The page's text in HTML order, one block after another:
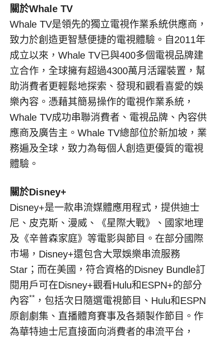
關於Whale TV
Whale TV是領先的獨立電視作業系統供應商，
致力於創造更智慧便捷的電視體驗。自2011年
成立以來，Whale TV已與400多個電視品牌建
立合作，全球擁有超過4300萬月活躍裝置，幫
助消費者更輕鬆地探索、發現和觀看喜愛的娛
樂內容。憑藉其簡易操作的電視作業系統，
Whale TV成功串聯消費者、電視品牌、內容供
應商及廣告主。Whale TV總部位於新加坡，業
務遍及全球，致力為每個人創造更優質的電視
體驗。
關於Disney+
Disney+是一款串流媒體應用程式，提供迪士
尼、皮克斯、漫威、《星際大戰》、國家地理
及《辛普森家庭》等電影與節目。在部分國際
市場，Disney+還包含大眾娛樂串流服務
Star；而在美國，符合資格的Disney Bundle訂
閱用戶可在Disney+觀看Hulu和ESPN+的部分
內容** ，包括次日隨選電視節目、Hulu和ESPN
原創劇集、直播體育賽事及各類製作節目。作
為華特迪士尼直接面向消費者的串流平台，